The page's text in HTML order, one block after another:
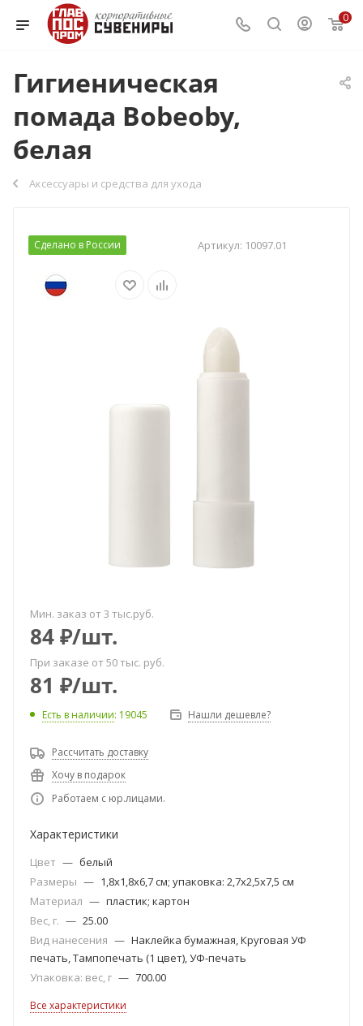
0
Гигиеническая
помада Bobeoby,
белая
Аксессуары и средства для ухода
Сделано в России Артикул: 10097.01
Мин. заказ от 3 тыс.руб.
84₽/шт.
При заказе от 50 тыс. руб.
81 ₽/шт.
Есть в наличии: 19045 Нашли дешевле?
Рассчитать доставку
Хочу в подарок
Работаем с юр.лицами.
Характеристики
Цвет — белый
Размеры — 1,8x1,8x6,7 см; упаковка: 2,7x2,5x7,5 см
Материал — пластик; картон
Вес, г. — 25.00
Вид нанесения — Наклейка бумажная, Круговая УФ
печать, Тампопечать (1 цвет), УФ-печать
Упаковка: вес, г — 700.00
Все характеристики